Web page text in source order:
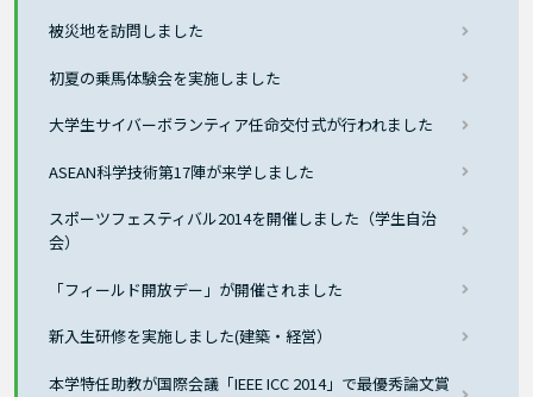
被災地を訪問しました
初夏の乗馬体験会を実施しました
大学生サイバーボランティア任命交付式が行われました
ASEAN科学技術第17陣が来学しました
スポーツフェスティバル2014を開催しました（学生自治
会）
「フィールド開放デー」が開催されました
新入生研修を実施しました(建築・経営）
本学特任助教が国際会議「IEEE ICC 2014」で最優秀論文賞